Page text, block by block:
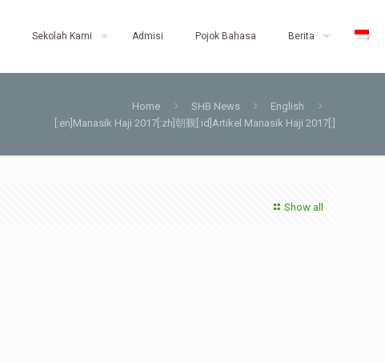
Sekolah Kami Admisi Pojok Bahasa Berita
Home SHB News
English
[:en]Manasik Haji 2017[:zh]朝觐[:id]Artikel Manasik Haji 2017[:]
Show all